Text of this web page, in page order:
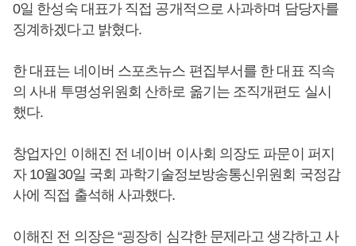
0일 한성숙 대표가 직접 공개적으로 사과하며 담당자를
징계하겠다고 밝혔다.
한 대표는 네이버 스포츠뉴스 편집부서를 한 대표 직속
의 사내 투명성위원회 산하로 옮기는 조직개편도 실시
했다.
창업자인 이해진 전 네이버 이사회 의장도 파문이 퍼지
자 10월30일 국회 과학기술정보방송통신위원회 국정감
사에 직접 출석해 사과했다.
이해진 전 의장은 “굉장히 심각한 문제라고 생각하고 사